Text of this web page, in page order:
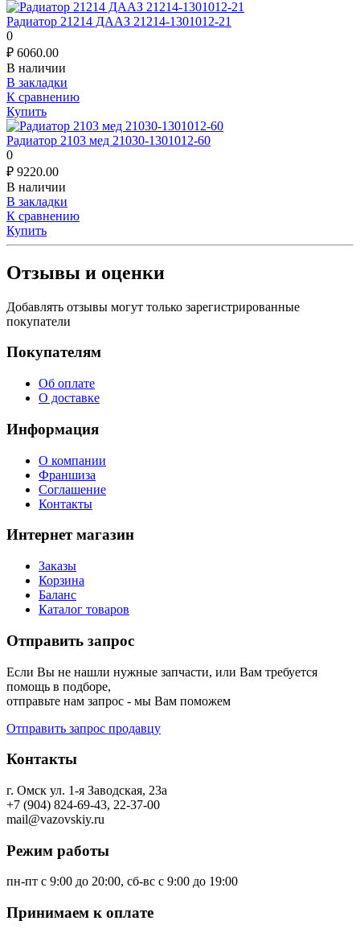
Радиатор 21214 ДААЗ 21214-1301012-21
0
₽ 6060.00
В наличии
В закладки
К сравнению
Купить
Радиатор 2103 мед 21030-1301012-60
0
₽ 9220.00
В наличии
В закладки
К сравнению
Купить
Отзывы и оценки
Добавлять отзывы могут только зарегистрированные
покупатели
Покупателям
Об оплате
О доставке
Информация
О компании
Франшиза
Соглашение
Контакты
Интернет магазин
Заказы
Корзина
Баланс
Каталог товаров
Отправить запрос
Если Вы не нашли нужные запчасти, или Вам требуется
помощь в подборе,
отправьте нам запрос - мы Вам поможем
Отправить запрос продавцу
Контакты
г. Омск ул. 1-я Заводская, 23а
+7 (904) 824-69-43, 22-37-00
mail@vazovskiy.ru
Режим работы
пн-пт с 9:00 до 20:00, сб-вс с 9:00 до 19:00
Принимаем к оплате